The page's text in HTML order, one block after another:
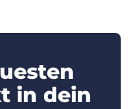
in dein